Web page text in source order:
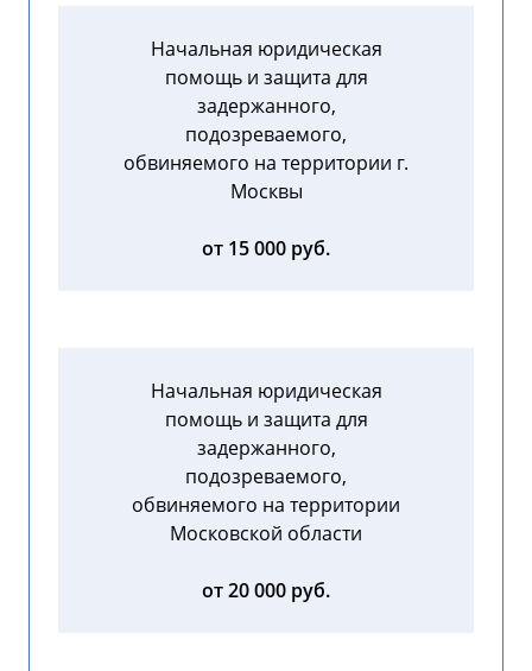
Начальная юридическая
помощь и защита для
задержанного,
подозреваемого,
обвиняемого на территории г.
Москвы
от 15 000 руб.
Начальная юридическая
помощь и защита для
задержанного,
подозреваемого,
обвиняемого на территории
Московской области
от 20 000 руб.